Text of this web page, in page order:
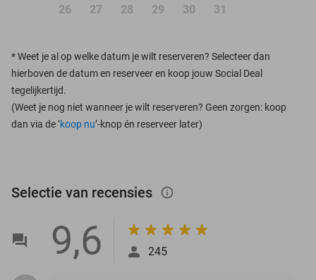
26 27 28 29 30 31
*Weet je al op welke datum je wilt reserveren? Selecteer dan
hierboven de datum en reserveer en koop jouw Social Deal
tegelijkertijd.
(Weet je nog niet wanneer je wilt reserveren? Geen zorgen: koop
dan via de ‘koop nu’-knop én reserveer later)
Selectie van recensies info_outlined
9,6 245